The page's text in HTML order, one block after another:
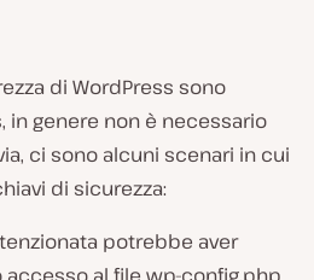
di WordPress sono
in genere non è necessario
ci sono alcuni scenari in cui
di sicurezza:
potrebbe aver
accesso al file wp-config.php